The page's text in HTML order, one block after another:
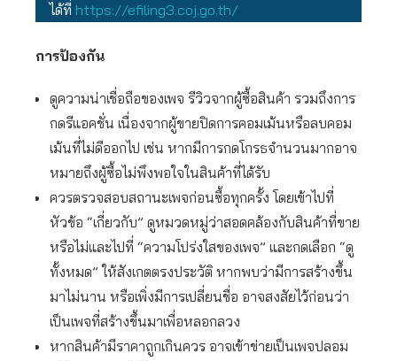
ได้ที่ https://efiling3.coj.go.th/
การป้องกัน
ดูความน่าเชื่อถือของเพจ รีวิวจากผู้ซื้อสินค้า รวมถึงการ
กดรีแอคชั่น เนื่องจากผู้ขายปิดการคอมเม้นหรือลบคอม
เม้นที่ไม่ดีออกไป เช่น หากมีการกดโกรธจำนวนมากอาจ
หมายถึงผู้ซื้อไม่พึงพอใจในสินค้าที่ได้รับ
ควรตรวจสอบสถานะเพจก่อนซื้อทุกครั้ง โดยเข้าไปที่
หัวข้อ “เกี่ยวกับ” ดูหมวดหมู่ว่าสอดคล้องกับสินค้าที่ขาย
หรือไม่และไปที่ “ความโปร่งใสของเพจ” และกดเลือก “ดู
ทั้งหมด” ให้สังเกตตรงประวัติ หากพบว่ามีการสร้างขึ้น
มาไม่นาน หรือเพิ่งมีการเปลี่ยนชื่อ อาจสงสัยไว้ก่อนว่า
เป็นเพจที่สร้างขึ้นมาเพื่อหลอกลวง
หากสินค้ามีราคาถูกเกินควร อาจเข้าข่ายเป็นเพจปลอม